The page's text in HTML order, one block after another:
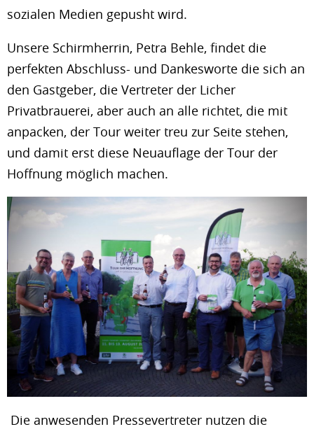
sozialen Medien gepusht wird.
Unsere Schirmherrin, Petra Behle, findet die
perfekten Abschluss- und Dankesworte die sich an
den Gastgeber, die Vertreter der Licher
Privatbrauerei, aber auch an alle richtet, die mit
anpacken, der Tour weiter treu zur Seite stehen,
und damit erst diese Neuauflage der Tour der
Hoffnung möglich machen.
Die anwesenden Pressevertreter nutzen die